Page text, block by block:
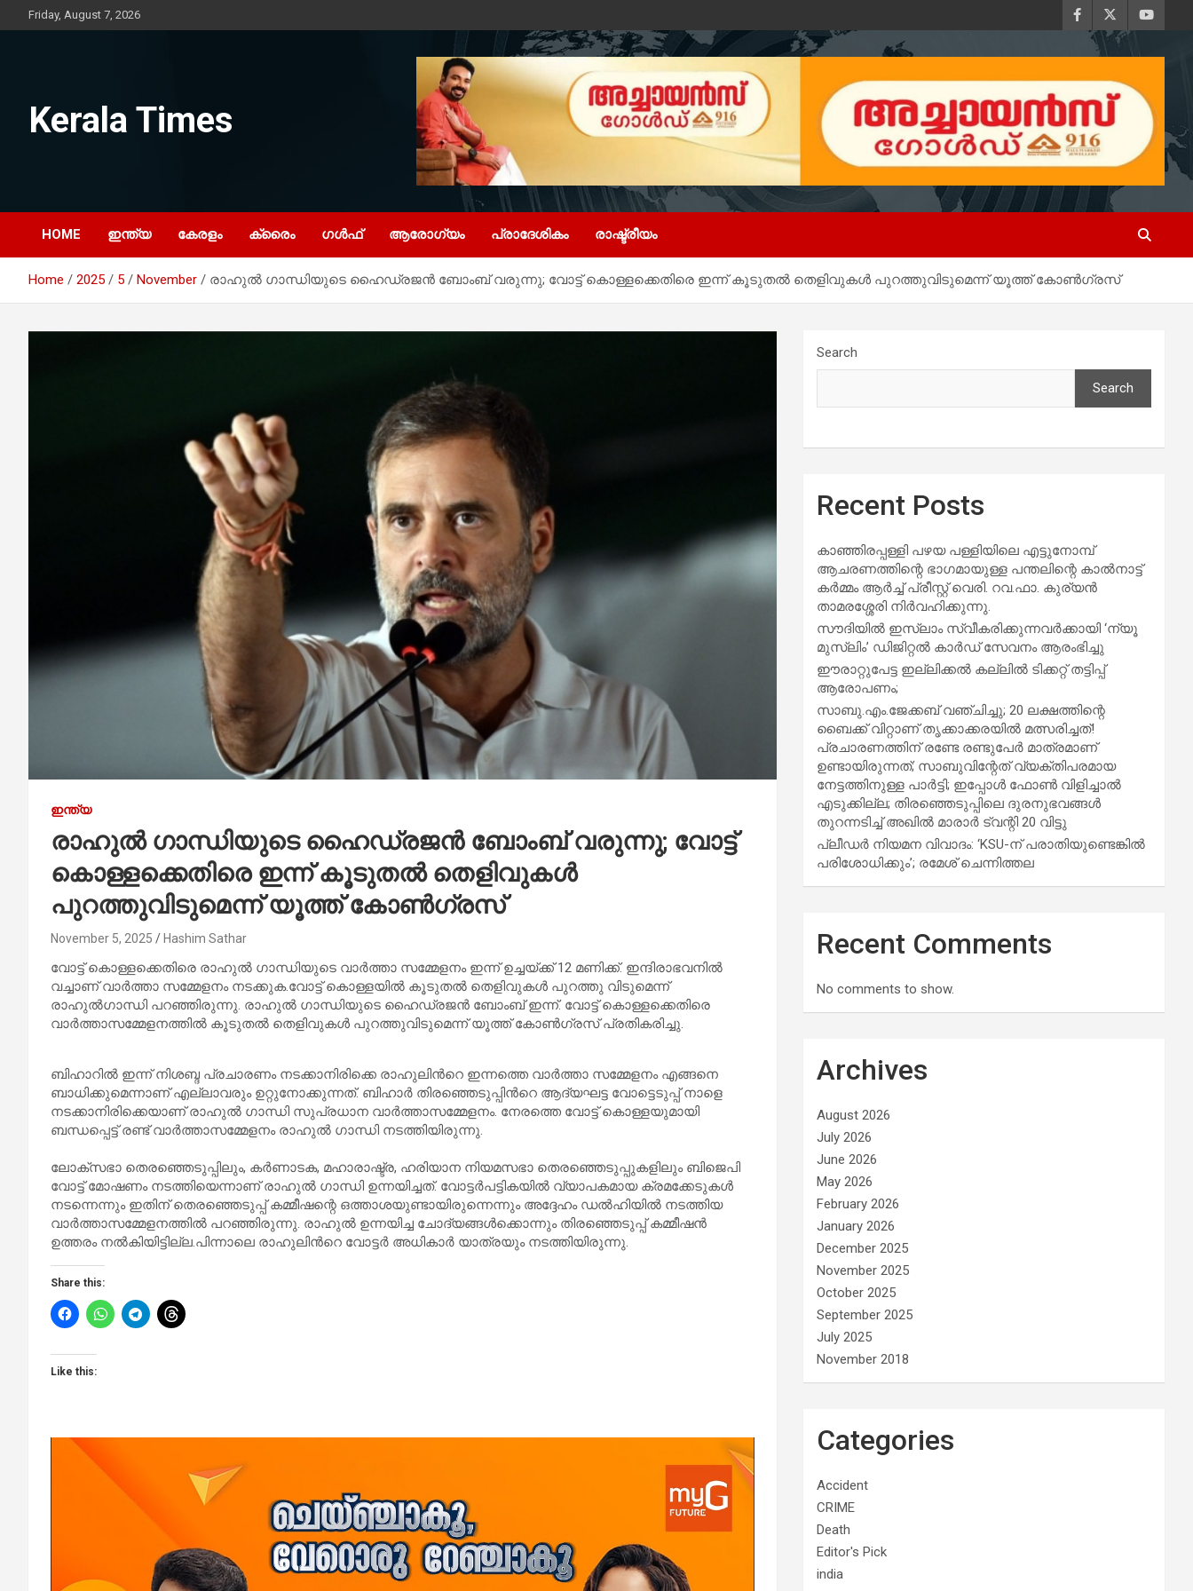
to
Friday, August 7, 2026
Kerala Times
HOME ഇന്ത്യ കേരളം ക്രൈം ഗൾഫ് ആരോഗ്യം പ്രാദേശികം രാഷ്ട്രീയം
Home 2025 5 November രാഹുൽ ഗാന്ധിയുടെ ഹൈഡ്രജൻ ബോംബ് വരുന്നു; വോട്ട് കൊള്ളക്കെതിരെ ഇന്ന് കൂടുതൽ തെളിവുകൾ പുറത്തുവിടുമെന്ന് യൂത്ത് കോൺഗ്രസ്
ഇന്ത്യ
രാഹുൽ ഗാന്ധിയുടെ ഹൈഡ്രജൻ ബോംബ് വരുന്നു; വോട്ട്
കൊള്ളക്കെതിരെ ഇന്ന് കൂടുതൽ തെളിവുകൾ
പുറത്തുവിടുമെന്ന് യൂത്ത് കോൺഗ്രസ്
November 5, 2025 Hashim Sathar
വോട്ട് കൊള്ളക്കെതിരെ രാഹുൽ ഗാന്ധിയുടെ വാർത്താ സമ്മേളനം ഇന്ന് ഉച്ചയ്ക്ക് 12 മണിക്ക്. ഇന്ദിരാഭവനിൽ
വച്ചാണ് വാർത്താ സമ്മേളനം നടക്കുക.വോട്ട് കൊള്ളയിൽ കൂടുതൽ തെളിവുകൾ പുറത്തു വിടുമെന്ന്
രാഹുൽഗാന്ധി പറഞ്ഞിരുന്നു. രാഹുൽ ഗാന്ധിയുടെ ഹൈഡ്രജൻ ബോംബ് ഇന്ന്. വോട്ട് കൊള്ളക്കെതിരെ
വാർത്താസമ്മേളനത്തിൽ കൂടുതൽ തെളിവുകൾ പുറത്തുവിടുമെന്ന് യൂത്ത് കോൺഗ്രസ് പ്രതികരിച്ചു.
ബിഹാറില്‍ ഇന്ന് നിശബ്ദ പ്രചാരണം നടക്കാനിരിക്കെ രാഹുലിന്‍റെ ഇന്നത്തെ വാര്‍ത്താ സമ്മേളനം എങ്ങനെ
ബാധിക്കുമെന്നാണ് എല്ലാവരും ഉറ്റുനോക്കുന്നത്. ബിഹാര്‍ തിരഞ്ഞെടുപ്പിന്‍റെ ആദ്യഘട്ട വോട്ടെടുപ്പ് നാളെ
നടക്കാനിരിക്കെയാണ് രാഹുല്‍ ഗാന്ധി സുപ്രധാന വാര്‍ത്താസമ്മേളനം. നേരത്തെ വോട്ട് കൊള്ളയുമായി
ബന്ധപ്പെട്ട് രണ്ട് വാര്‍ത്താസമ്മേളനം രാഹുല്‍ ഗാന്ധി നടത്തിയിരുന്നു.
ലോക്‌സഭാ തെരഞ്ഞെടുപ്പിലും, കർണാടക, മഹാരാഷ്ട്ര, ഹരിയാന നിയമസഭാ തെരഞ്ഞെടുപ്പുകളിലും ബിജെപി
വോട്ട് മോഷണം നടത്തിയെന്നാണ് രാഹുൽ ഗാന്ധി ഉന്നയിച്ചത്. വോട്ടർപട്ടികയിൽ വ്യാപകമായ ക്രമക്കേടുകൾ
നടന്നെന്നും ഇതിന് തെരഞ്ഞെടുപ്പ് കമ്മീഷന്റെ ഒത്താശയുണ്ടായിരുന്നെന്നും അദ്ദേഹം ഡൽഹിയിൽ നടത്തിയ
വാർത്താസമ്മേളനത്തിൽ പറഞ്ഞിരുന്നു. രാഹുല്‍ ഉന്നയിച്ച ചോദ്യങ്ങള്‍ക്കൊന്നും തിരഞ്ഞെടുപ്പ് കമ്മീഷന്‍
ഉത്തരം നല്‍കിയിട്ടില്ല.പിന്നാലെ രാഹുലിന്‍റെ വോട്ടര്‍ അധികാര്‍ യാത്രയും നടത്തിയിരുന്നു.
Share this:
Like this:
Search
Search
Recent Posts
കാഞ്ഞിരപ്പള്ളി പഴയ പള്ളിയിലെ എട്ടുനോമ്പ്
ആചരണത്തിന്റെ ഭാഗമായുള്ള പന്തലിന്റെ കാൽനാട്ട്
കർമ്മം ആർച്ച് പ്രീസ്റ്റ് വെരി. റവ.ഫാ. കുര്യൻ
താമരശ്ശേരി നിർവഹിക്കുന്നു.
സൗദിയില്‍ ഇസ്‌ലാം സ്വീകരിക്കുന്നവര്‍ക്കായി ‘ന്യൂ
മുസ്ലിം’ ഡിജിറ്റല്‍ കാര്‍ഡ് സേവനം ആരംഭിച്ചു
ഈരാറ്റുപേട്ട ഇല്ലിക്കൽ കല്ലിൽ ടിക്കറ്റ് തട്ടിപ്പ്
ആരോപണം;
സാബു.എം.ജേക്കബ് വഞ്ചിച്ചു; 20 ലക്ഷത്തിന്റെ
ബൈക്ക് വിറ്റാണ് തൃക്കാക്കരയില്‍ മത്സരിച്ചത്!
പ്രചാരണത്തിന് രണ്ടേ രണ്ടുപേര്‍ മാത്രമാണ്
ഉണ്ടായിരുന്നത്; സാബുവിന്റേത് വ്യക്തിപരമായ
നേട്ടത്തിനുള്ള പാര്‍ട്ടി; ഇപ്പോള്‍ ഫോണ്‍ വിളിച്ചാല്‍
എടുക്കില്ല; തിരഞ്ഞെടുപ്പിലെ ദുരനുഭവങ്ങള്‍
തുറന്നടിച്ച് അഖില്‍ മാരാര്‍ ട്വന്റി 20 വിട്ടു
പ്ലീഡർ നിയമന വിവാദം: ‘KSU-ന് പരാതിയുണ്ടെങ്കിൽ
പരിശോധിക്കും’; രമേശ് ചെന്നിത്തല
Recent Comments
No comments to show.
Archives
August 2026
July 2026
June 2026
May 2026
February 2026
January 2026
December 2025
November 2025
October 2025
September 2025
July 2025
November 2018
Categories
Accident
CRIME
Death
Editor's Pick
india